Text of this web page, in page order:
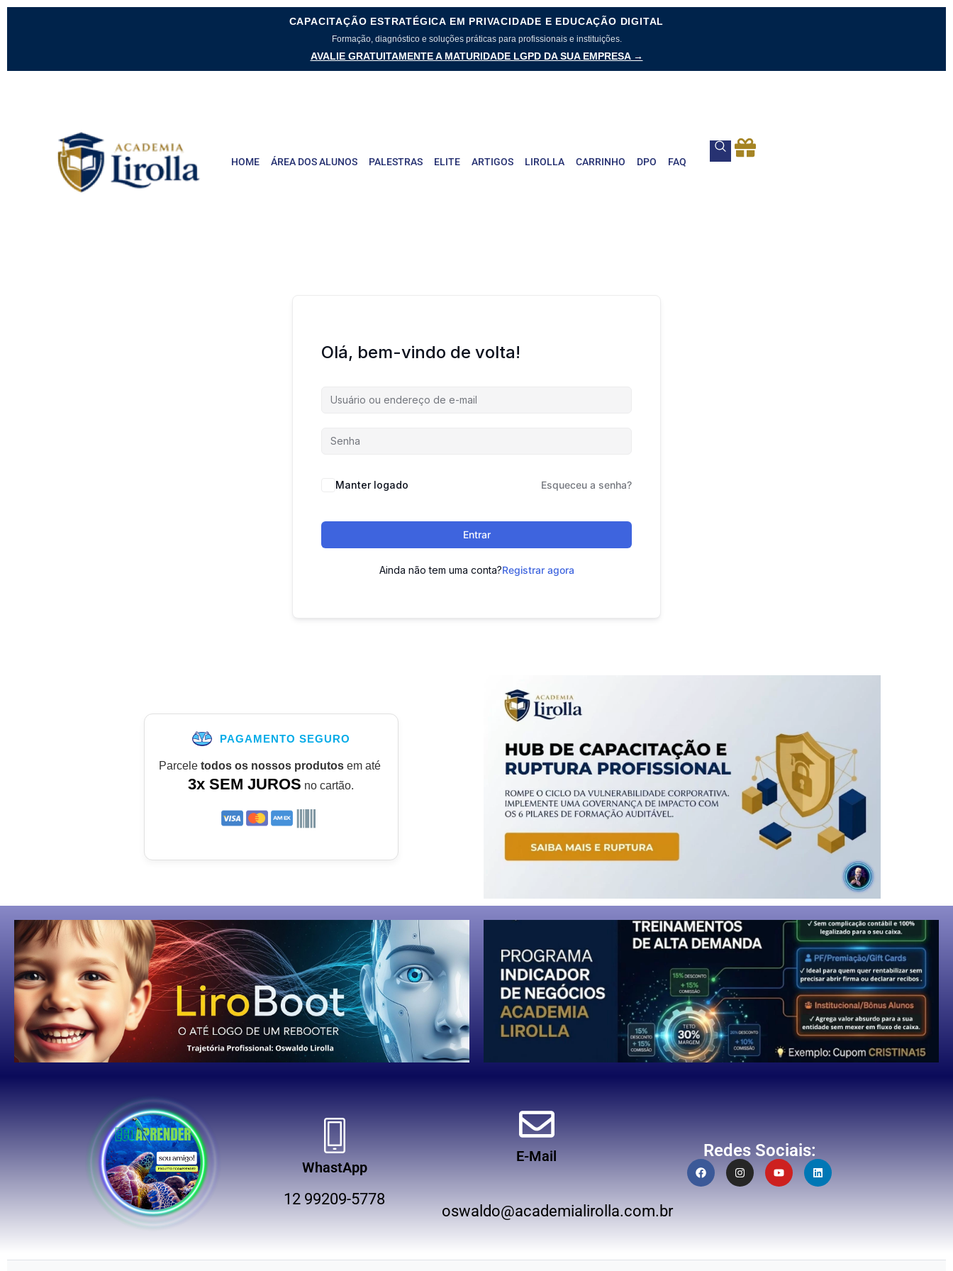
CAPACITAÇÃO ESTRATÉGICA EM PRIVACIDADE E EDUCAÇÃO DIGITAL
Formação, diagnóstico e soluções práticas para profissionais e instituições.
AVALIE GRATUITAMENTE A MATURIDADE LGPD DA SUA EMPRESA →
HOME ÁREA DOS ALUNOS PALESTRAS ELITE ARTIGOS LIROLLA CARRINHO DPO FAQ
Olá, bem-vindo de volta!
Manter logado Esqueceu a senha?
Entrar
Ainda não tem uma conta?Registrar agora
PAGAMENTO SEGURO
Parcele todos os nossos produtosem até
3x SEM JUROS no cartão.
WhastApp
12 99209-5778
E-Mail
oswaldo@academialirolla.com.br
Redes Sociais: